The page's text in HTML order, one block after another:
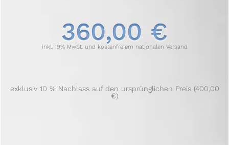
360,00 €
inkl. 19% MwSt. und kostenfreiem nationalen Versand
exklusiv 10 % Nachlass auf den ursprünglichen Preis (400,00
€)